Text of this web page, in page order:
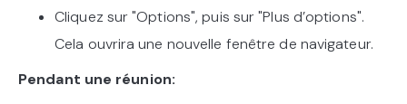
Cliquez sur "Options", puis sur "Plus d’options".
Cela ouvrira une nouvelle fenêtre de navigateur.
Pendant une réunion: